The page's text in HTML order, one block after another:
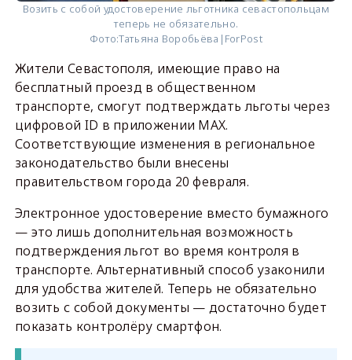
Возить с собой удостоверение льготника севастопольцам
теперь не обязательно.
Фото:Татьяна Воробьёва|ForPost
Жители Севастополя, имеющие право на
бесплатный проезд в общественном
транспорте, смогут подтверждать льготы через
цифровой ID в приложении MAX.
Соответствующие изменения в региональное
законодательство были внесены
правительством города 20 февраля.
Электронное удостоверение вместо бумажного
— это лишь дополнительная возможность
подтверждения льгот во время контроля в
транспорте. Альтернативный способ узаконили
для удобства жителей. Теперь не обязательно
возить с собой документы — достаточно будет
показать контролёру смартфон.